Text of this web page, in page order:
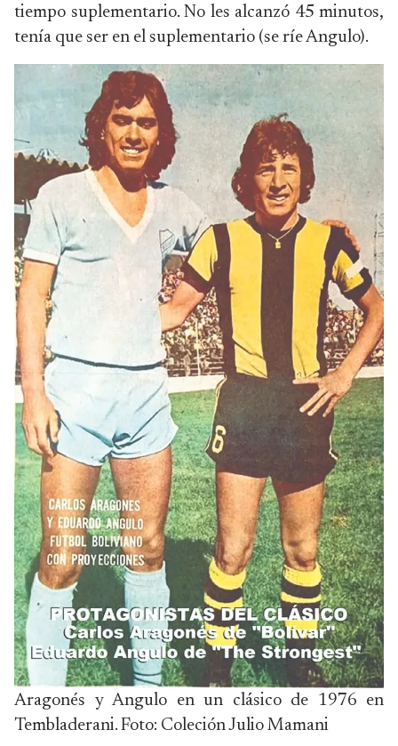
tiempo suplementario. No les alcanzó 45 minutos,
tenía que ser en el suplementario (se ríe Angulo).
Aragonés y Angulo en un clásico de 1976 en
Tembladerani. Foto: Coleción Julio Mamani